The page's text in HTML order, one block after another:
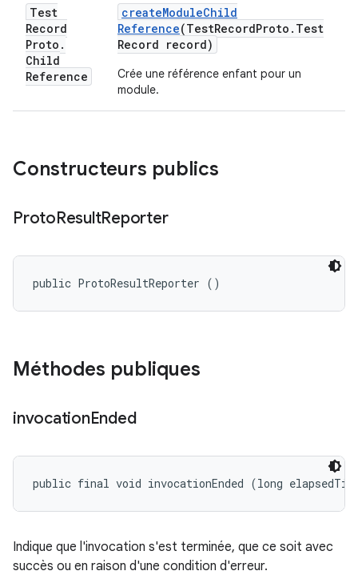
Test
Record
Proto .
Child
Reference
createModuleChild
Reference(TestRecordProto . Test
Record record)
Crée une référence enfant pour un
module.
Constructeurs publics
ProtoResultReporter
public ProtoResultReporter ()
Méthodes publiques
invocationEnded
public final void invocationEnded (long
Indique que l'invocation s'est terminée, que ce soit avec
succès ou en raison d'une condition d'erreur.